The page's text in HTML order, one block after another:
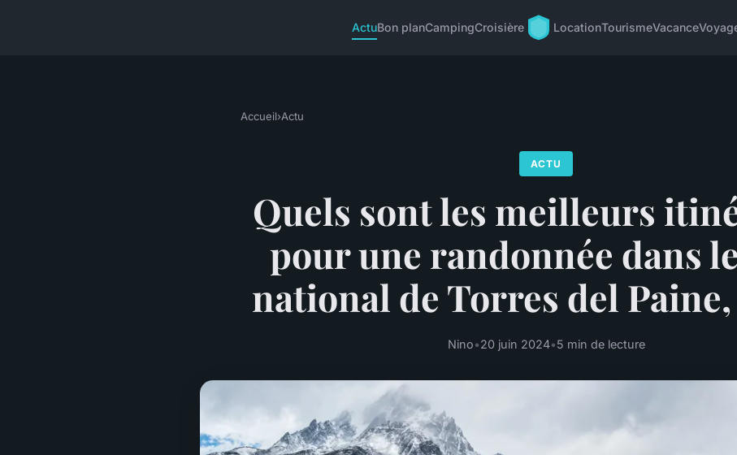
ActuBon planCampingCroisière LocationTourismeVacance
Accueil›Actu
ACTU
Quels sont les meilleurs
pour une randonnée dans
national de Torres del
Nino•20 juin 2024•5 min de lecture